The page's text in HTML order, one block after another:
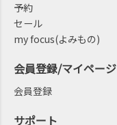
予約
セール
my focus(よみもの)
会員登録/マイページ
会員登録
サポート